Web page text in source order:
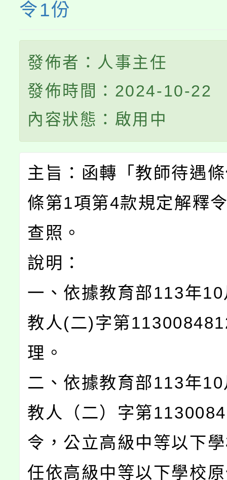
令1份
發佈者：人事主任
發佈時間：2024-10-22
內容狀態：啟用中
主旨：函轉「教師待遇
條第1項第4款規定解釋
查照。
說明：
一、依據教育部113年
教人(二)字第
理。
二、依據教育部113年
教人（二）字第
令，公立高級中等以下
任依高級中等以下學校